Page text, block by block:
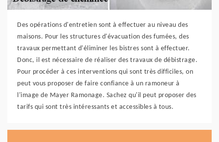
Des opérations d'entretien sont à effectuer au niveau des
maisons. Pour les structures d'évacuation des fumées, des
travaux permettant d'éliminer les bistres sont à effectuer.
Donc, il est nécessaire de réaliser des travaux de débistrage.
Pour procéder à ces interventions qui sont très difficiles, on
peut vous proposer de faire confiance à un ramoneur à
l'image de Mayer Ramonage. Sachez qu'il peut proposer des
tarifs qui sont très intéressants et accessibles à tous.